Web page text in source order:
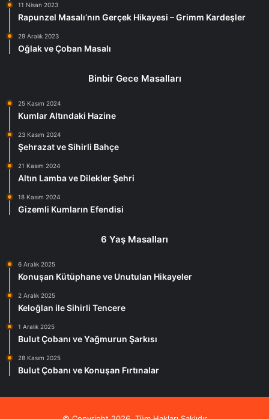
11 Nisan 2023
Rapunzel Masalı’nın Gerçek Hikayesi – Grimm Kardeşler
29 Aralık 2023
Oğlak ve Çoban Masalı
Binbir Gece Masalları
25 Kasım 2024
Kumlar Altındaki Hazine
23 Kasım 2024
Şehrazat ve Sihirli Bahçe
21 Kasım 2024
Altın Lamba ve Dilekler Şehri
18 Kasım 2024
Gizemli Kumların Efendisi
6 Yaş Masalları
6 Aralık 2025
Konuşan Kütüphane ve Unutulan Hikayeler
2 Aralık 2025
Keloğlan ile Sihirli Tencere
1 Aralık 2025
Bulut Çobanı ve Yağmurun Şarkısı
28 Kasım 2025
Bulut Çobanı ve Konuşan Fırtınalar